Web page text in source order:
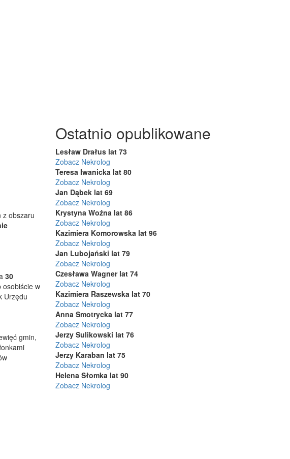
z obszaru
30
osobiście w
Urzędu
gmin,
Ostatnio opublikowane
Lesław Drałus lat 73
Zobacz Nekrolog
Teresa Iwanicka lat 80
Zobacz Nekrolog
Jan Dąbek lat 69
Zobacz Nekrolog
Krystyna Woźna lat 86
Zobacz Nekrolog
Kazimiera Komorowska lat 96
Zobacz Nekrolog
Jan Lubojański lat 79
Zobacz Nekrolog
Czesława Wagner lat 74
Zobacz Nekrolog
Kazimiera Raszewska lat 70
Zobacz Nekrolog
Anna Smotrycka lat 77
Zobacz Nekrolog
Jerzy Sulikowski lat 76
Zobacz Nekrolog
Jerzy Karaban lat 75
Zobacz Nekrolog
Helena Słomka lat 90
Zobacz Nekrolog